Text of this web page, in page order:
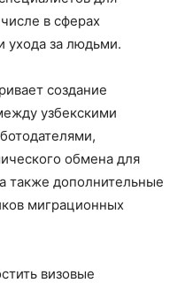
в сферах
ухода за людьми.
создание
узбекскими
обмена для
также дополнительные
миграционных
визовые